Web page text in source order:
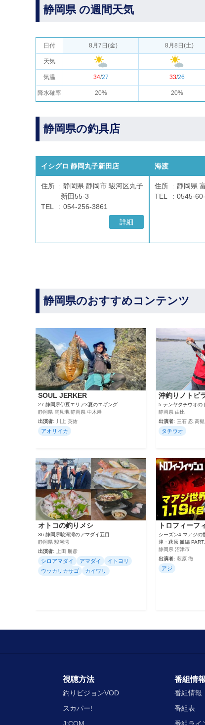
静岡県 の週間天気
日付
天気
気温
降水確率
8月7日(金) 8月8日(土)
34/27 33/26
20% 20%
静岡県の釣具店
イシグロ 静岡丸子新田店
住所
静岡県 静岡市 駿河区丸子
新田55-3
TEL
054-256-3861
詳細
海渡
住所
静岡県
TEL
0545-
静岡県のおすすめコンテンツ
SOUL JERKER
27 静岡県伊豆エリア×夏のエギング
静岡県 雲見港,静岡県 中木港
出演者:
川上 英佑
アオリイカ
沖釣りノトビ
5 テンヤタチウオの
静岡県 由比
出演者: 三石 忍,高
タチウオ
オトコの釣りメシ
36 静岡県駿河湾のアマダイ五目
静岡県 駿河湾
出演者:
上田 勝彦
シロアマダイ アマダイ
イトヨリ
ウッカリカサゴ
カイワリ
トロフィーフ
シーズン4 マアジの
津・萩原 徹編
静岡県 沼津市
出演者: 萩原 徹
アジ
視聴方法
釣りビジョンVOD
スカパー!
番組情報
番組情報
番組表